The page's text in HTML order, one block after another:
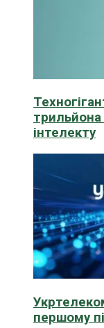
інтелекту
першому